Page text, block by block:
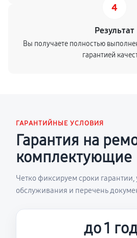
4
Результат
Вы получаете полностью
гарантией
ГАРАНТИЙНЫЕ УСЛОВИЯ
Гарантия на
комплектующие
Четко фиксируем сроки гарантии,
обслуживания и перечень
до 1